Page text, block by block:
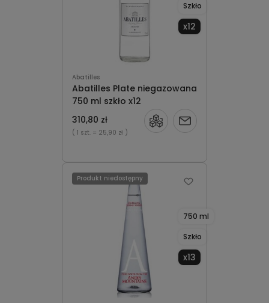
Abatilles
Abatilles Plate niegazowana
750 ml szkło x12
Szkło
x12
310,80 zł
( 1 szt. = 25,90 zł )
Powiadom
750 ml
Szkło
x13
Produkt niedostępny